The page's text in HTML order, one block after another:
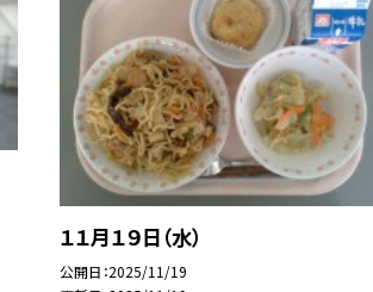
１１月１９日（水）
公開日 2025/11/19